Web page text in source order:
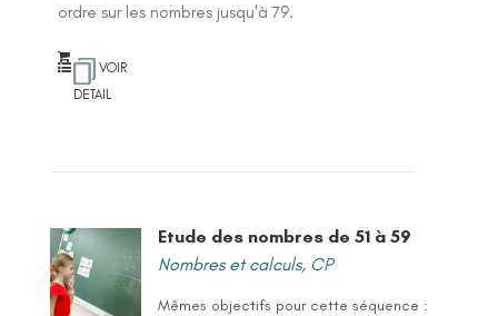
ordre sur les nombres jusqu'à 79.
VOIR
DETAIL
Etude des nombres de 51 à 59
Nombres et calculs, CP
Mêmes objectifs pour cette séquence :